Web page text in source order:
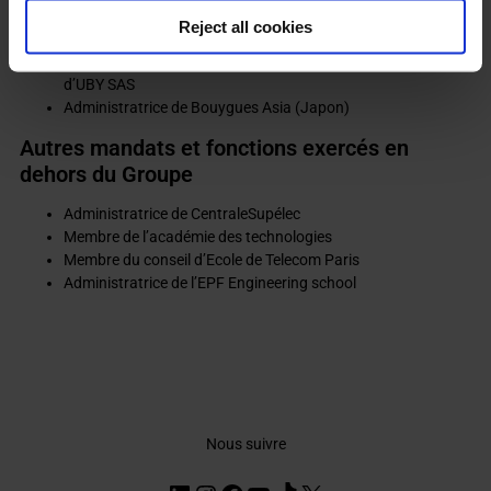
Reject all cookies
Immobilier, d’Equans et de Bouygues Telecom
d’UBY SAS
Administratrice de Bouygues Asia (Japon)
Autres mandats et fonctions exercés en
dehors du Groupe
Administratrice de CentraleSupélec
Membre de l’académie des technologies
Membre du conseil d’Ecole de Telecom Paris
Administratrice de l’EPF Engineering school
Nous suivre